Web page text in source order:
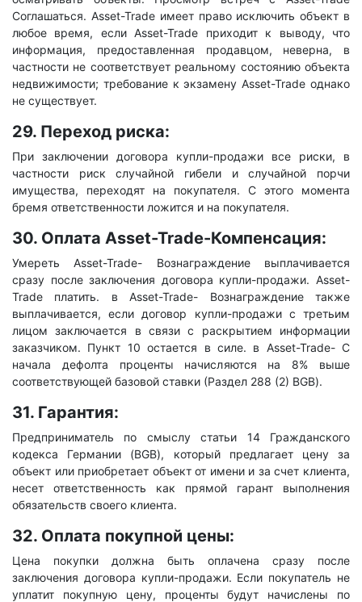
Соглашаться. Asset-Trade имеет право исключить объект в
любое время, если Asset-Trade приходит к выводу, что
информация, предоставленная продавцом, неверна, в
частности не соответствует реальному состоянию объекта
недвижимости; требование к экзамену Asset-Trade однако
не существует.
29. Переход риска:
При заключении договора купли-продажи все риски, в
частности риск случайной гибели и случайной порчи
имущества, переходят на покупателя. С этого момента
бремя ответственности ложится и на покупателя.
30. Оплата Asset-Trade-Компенсация:
Умереть Asset-Trade- Вознаграждение выплачивается
сразу после заключения договора купли-продажи. Asset-
Trade платить. в Asset-Trade- Вознаграждение также
выплачивается, если договор купли-продажи с третьим
лицом заключается в связи с раскрытием информации
заказчиком. Пункт 10 остается в силе. в Asset-Trade- С
начала дефолта проценты начисляются на 8% выше
соответствующей базовой ставки (Раздел 288 (2) BGB).
31. Гарантия:
Предприниматель по смыслу статьи 14 Гражданского
кодекса Германии (BGB), который предлагает цену за
объект или приобретает объект от имени и за счет клиента,
несет ответственность как прямой гарант выполнения
обязательств своего клиента.
32. Оплата покупной цены:
Цена покупки должна быть оплачена сразу после
заключения договора купли-продажи. Если покупатель не
уплатит покупную цену, проценты будут начислены по